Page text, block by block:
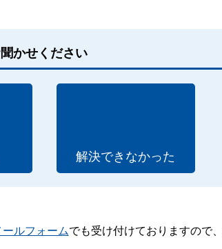
かせください
解決できなかった
ールフォームでも受け付けておりますので